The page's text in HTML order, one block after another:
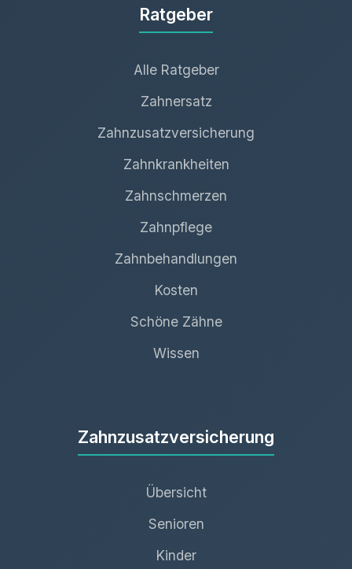
Ratgeber
Alle Ratgeber
Zahnersatz
Zahnzusatzversicherung
Zahnkrankheiten
Zahnschmerzen
Zahnpflege
Zahnbehandlungen
Kosten
Schöne Zähne
Wissen
Zahnzusatzversicherung
Übersicht
Senioren
Kinder